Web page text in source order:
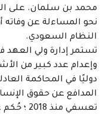
محمد بن سلمان. على
نحو المساءلة عن وفاته
النظام السعودي.
تستمر إدارة ولي
وإعدام عدد كبير من
دوليًا في المحاكمة
المدافع عن حقوق
تعسفي